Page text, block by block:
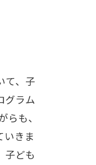
て、子
グラム
も、
きま
子ども